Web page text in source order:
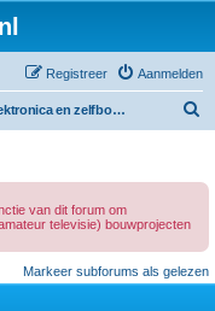
Aanmelden
Registreer
Elektronica en zelfbouw
van dit forum om
televisie) bouwprojecten
Markeer subforums als gelezen